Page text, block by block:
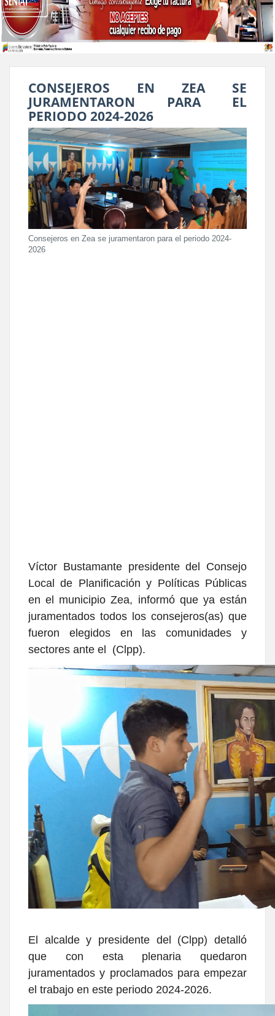
CONSEJEROS EN ZEA SE
JURAMENTARON PARA EL
PERIODO 2024-2026
Consejeros en Zea se juramentaron para el periodo 2024-
2026
Víctor Bustamante presidente del Consejo
Local de Planificación y Políticas Públicas
en el municipio Zea, informó que ya están
juramentados todos los consejeros(as) que
fueron elegidos en las comunidades y
sectores ante el (Clpp).
El alcalde y presidente del (Clpp) detalló
que con esta plenaria quedaron
juramentados y proclamados para empezar
el trabajo en este periodo 2024-2026.